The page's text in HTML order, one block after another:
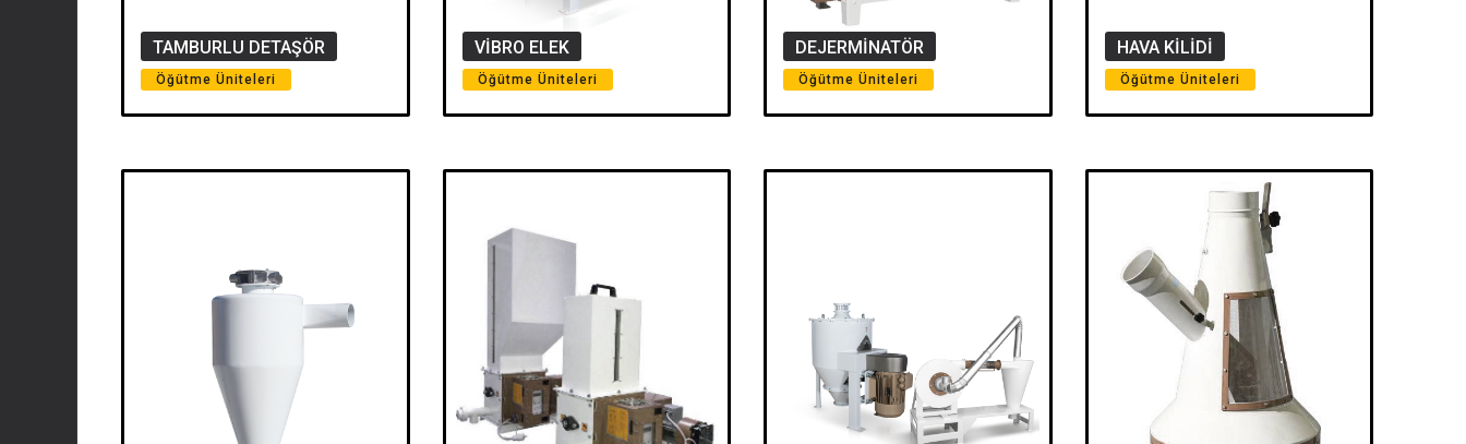
TAMBURLU DETAŞÖR
Öğütme Üniteleri
VİBRO ELEK
Öğütme Üniteleri
DEJERMİNATÖR
Öğütme Üniteleri
HAVA KİLİDİ
Öğütme Üniteleri